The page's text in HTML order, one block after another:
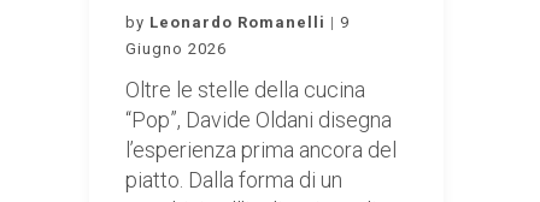
by Leonardo Romanelli
9
Giugno 2026
Oltre le stelle della cucina
“Pop”, Davide Oldani disegna
l’esperienza prima ancora del
piatto. Dalla forma di un